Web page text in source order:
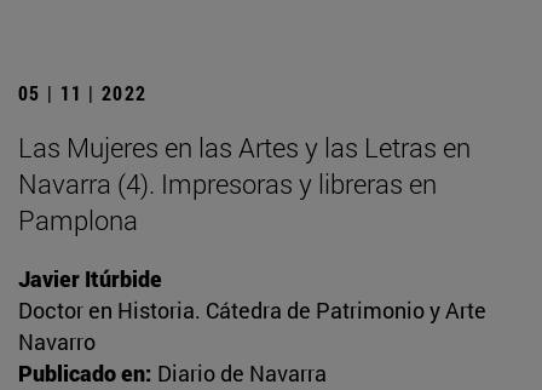
05 | 11 | 2022
Las Mujeres en las Artes y las Letras en
Navarra (4). Impresoras y libreras en
Pamplona
Javier Itúrbide
Doctor en Historia. Cátedra de Patrimonio y Arte
Navarro
Publicado en: Diario de Navarra